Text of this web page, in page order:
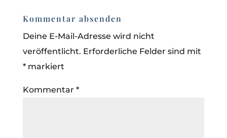
Kommentar absenden
Deine E-Mail-Adresse wird nicht
veröffentlicht. Erforderliche Felder sind mit
*markiert
Kommentar *